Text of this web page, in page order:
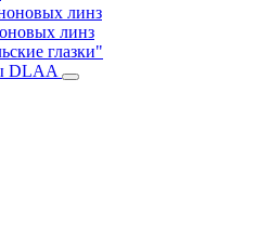
линз
линз
глазки"
DLAA